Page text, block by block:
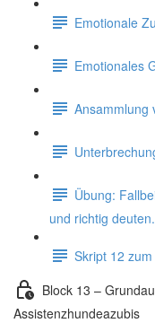
Emotionale
Emotionales
Ansammlung
Übung:
und richtig deuten.
Skript 12
Block 13 –
Assistenzhundeazubis